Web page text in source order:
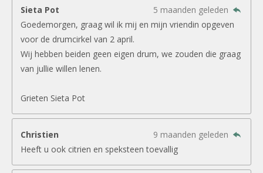
Sieta Pot
5 maanden geleden
Goedemorgen, graag wil ik mij en mijn vriendin opgeven
voor de drumcirkel van 2 april.
Wij hebben beiden geen eigen drum, we zouden die graag
van jullie willen lenen.
Grieten Sieta Pot
Christien
9 maanden geleden
Heeft u ook citrien en speksteen toevallig